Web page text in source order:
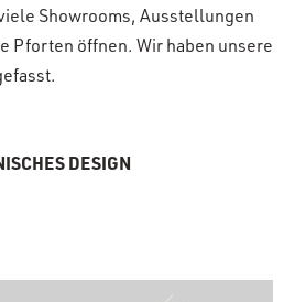
Showrooms, Ausstellungen
Pforten öffnen. Wir haben unsere
DESIGN